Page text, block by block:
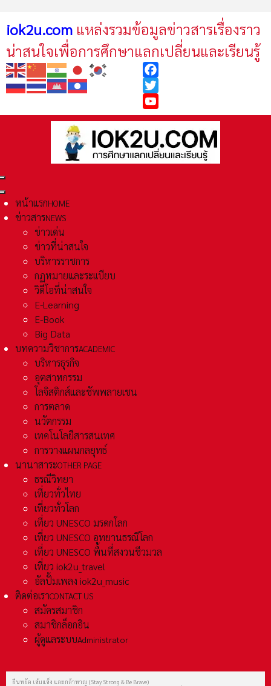
iok2u.com แหล่งรวมข้อมูลข่าวสารเรื่องราว
น่าสนใจเพื่อการศึกษาแลกเปลี่ยนและเรียนรู้
Facebook
Twitter
YouTube
หน้าแรกHOME
ข่าวสารNEWS
ข่าวเด่น
ข่าวที่น่าสนใจ
บริหารราชการ
กฏหมายและระเเบียบ
วิดีโอที่น่าสนใจ
E-Learning
E-Book
Big Data
บทความวิชาการACADEMIC
บริหารธุรกิจ
อุตสาหกรรม
โลจิสติกส์และชัพพลายเชน
การตลาด
นวัตกรรม
เทคโนโลยีสารสนเทศ
การวางแผนกลยุทธ์
นานาสาระOTHER PAGE
ธรณีวิทยา
เที่ยวทั่วไทย
เที่ยวทั่วโลก
เที่ยว UNESCO มรดกโลก
เที่ยว UNESCO อุทยานธรณีโลก
เที่ยว UNESCO พื้นที่สงวนชีวมวล
เที่ยว iok2u_travel
อัลปั้มเพลง iok2u_music
ติดต่อเราCONTACT US
สมัครสมาชิก
สมาชิกล็อกอิน
ผู้ดูแลระบบAdministrator
ยืนหยัด เข้มแข็ง และกล้าหาญ (Stay Strong & Be Brave)